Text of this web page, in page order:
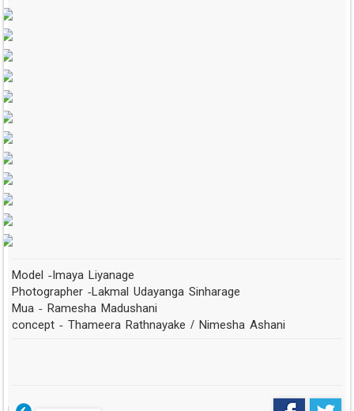
Model -Imaya Liyanage
Photographer -Lakmal Udayanga Sinharage
Mua - Ramesha Madushani
concept - Thameera Rathnayake / Nimesha Ashani